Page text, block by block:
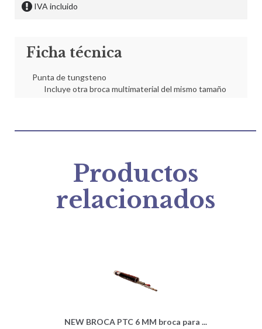
IVA incluido
Ficha técnica
Punta de tungsteno
Incluye otra broca multimaterial del mismo tamaño
Productos
relacionados
NEW BROCA PTC 6 MM broca para ...